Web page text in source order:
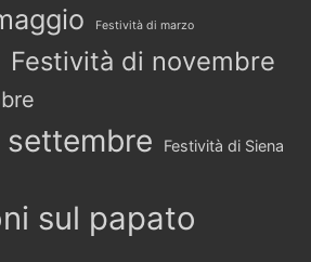
Festività di marzo
Festività di novembre
Festività di Siena
sul papato